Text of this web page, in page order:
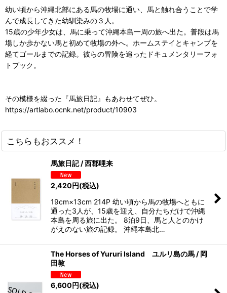
幼い頃から沖縄北部にある馬の牧場に通い、馬と触れ合うことで学
んで成長してきた幼馴染みの３人。
15歳の少年少女は、馬に乗って沖縄本島一周の旅へ出た。普段は馬
場しか歩かない馬と初めて牧場の外へ。ホームステイとキャンプを
経てゴールまでの記録。彼らの冒険を追ったドキュメンタリーフォ
トブック。
その模様を綴った『馬旅日記』もあわせてぜひ。
https://artlabo.ocnk.net/product/10903
こちらもおススメ！
馬旅日記 / 西郡哩来
2,420円(税込)
19cm×13cm 214P 幼い頃から馬の牧場へともに
通った3人が、15歳を迎え、自分たちだけで沖縄
本島を周る旅に出た。 8泊9日、馬と人とのかけ
がえのない旅の記録。 沖縄本島北…
The Horses of Yururi Island ユルリ島の馬 / 岡
田敦
6,600円(税込)